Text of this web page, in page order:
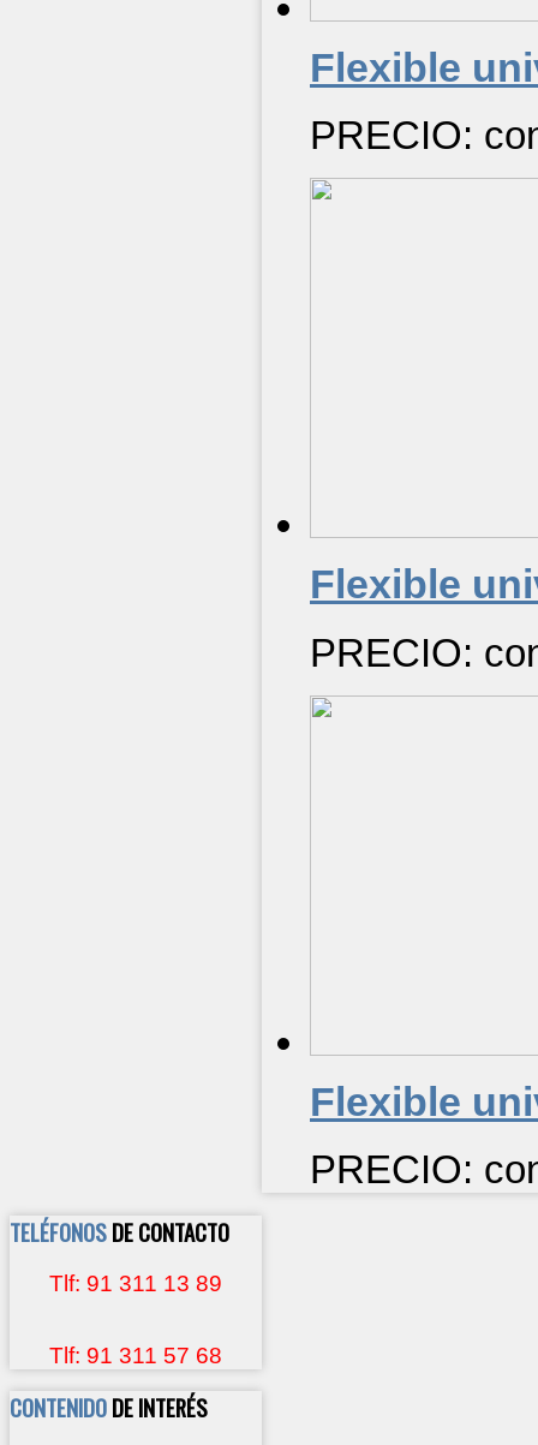
Flexible
PRECIO:
Flexible
PRECIO:
Flexible
PRECIO:
TELÉFONOSDE CONTACTO
Tlf: 91 311 13 89
Tlf: 91 311 57 68
CONTENIDODE INTERÉS